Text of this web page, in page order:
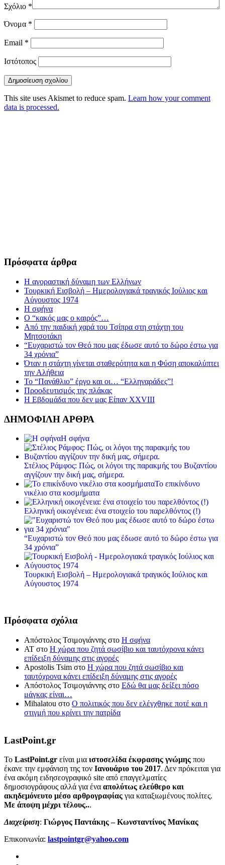
Σχόλιο *
Όνομα *
Email *
Ιστότοπος
This site uses Akismet to reduce spam. Learn how your comment
data is processed.
Πρόσφατα άρθρα
Η αγοραστική δύναμη των Ελλήνων
Τουρκική Εισβολή – Ημερολογιακά τραγικός Ιούλιος και
Αύγουστος 1974
Η σφήνα
Ο “κακός μας ο καιρός”…
Από την παιδική χαρά του Τσίπρα στη στάχτη του
Μητσοτάκη
“Ευχαριστώ τον Θεό που μας έδωσε αυτό το δώρο έστω για
34 χρόνια”
Όταν η στάχτη γίνεται σταθερότητα και η Φύση αποκαλύπτει
την Αλήθεια
Το “Πανάθλιο” έργο και οι… “Ελληναράδες”!
Προοδευτισμός της πλάκας
Η Εβδομάδα που δεν μας Είπαν XXVIII
ΔΗΜΟΦΙΛΗ ΑΡΘΡΑ
Η σφήνα
Στέλιος Ράμφος: Πώς, οι λόγοι της παρακμής του Βυζαντίου
αγγίζουν την δική μας, σήμερα.
Το επικίνδυνο
νικέλιο στα κοσμήματα
Ελληνική οικογένεια: ένα στοιχείο του παρελθόντος (!)
“Ευχαριστώ τον Θεό που μας έδωσε αυτό το δώρο έστω για
34 χρόνια”
Τουρκική Εισβολή – Ημερολογιακά τραγικός Ιούλιος και
Αύγουστος 1974
Πρόσφατα σχόλια
Απόστολος Τσιμογιάννης στο Η σφήνα
ΑΤ στο Η χώρα που ζητά σωσίβιο και ταυτόχρονα κάνει
επίδειξη δύναμης στις αγορές
Apostolis Tsim στο Η χώρα που ζητά σωσίβιο και
ταυτόχρονα κάνει επίδειξη δύναμης στις αγορές
Απόστολος Τσιμογιάννης στο Εδώ θα μας δείξει πόσο
μάγκας είναι…
Mihalatou στο Ο πολιτικός που δεν ελέγχθηκε ποτέ και η
στιγμή που κρίνει την πατρίδα
LastPoint.gr
To LastPoint.gr είναι μια ιστοσελίδα έκφρασης γνώμης που
έκανε την εμφάνιση της τον Ιανουάριο του 2017. Δεν πρόκειται για
ένα ακόμη ειδησεογραφικό site από επαγγελματίες
δημοσιογράφους αλλά για ένα απολύτως ελεύθερο και
ακηδεμόνευτο μέσο αρθρογραφίας για καταξιωμένους πολίτες.
Με άποψη μέχρι τέλους...
Διαχείριση: Γιώργος Παντάκης – Κωνσταντίνος Μανίκας
Επικοινωνία: lastpointgr@yahoo.com